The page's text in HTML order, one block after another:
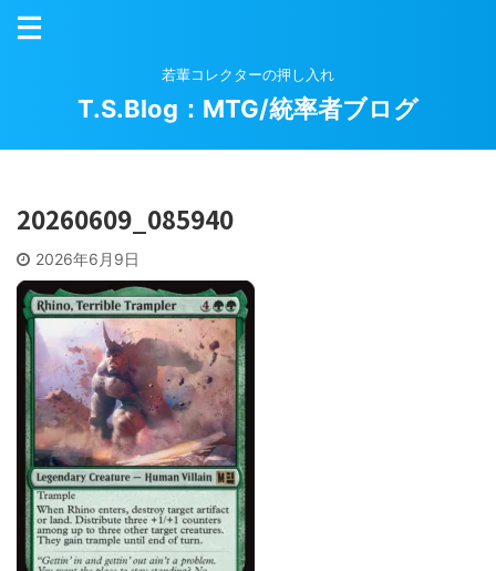
若輩コレクターの押し入れ
T.S.Blog：MTG/統率者ブログ
20260609_085940
2026年6月9日